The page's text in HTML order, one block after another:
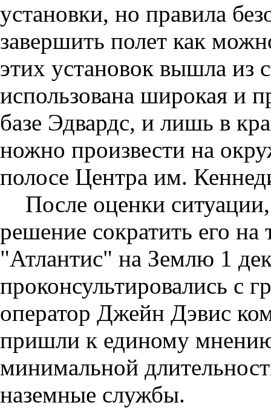
установки, но правила
завершить полет как
этих установок вышла из
использована широкая и
базе Эдвардс, и лишь в
ножно произвести на
полосе Центра им.
После оценки
решение сократить его на
"Атлантис" на Землю 1
проконсультировались с
оператор Джейн Дэвис
пришли к единому
минимальной
наземные службы.